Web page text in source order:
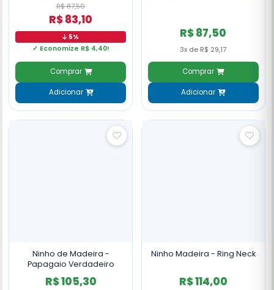
R$ 87,50
R$ 83,10
5%
✓ Economize R$ 4,40!
Comprar
Adicionar
R$ 87,50
3x de R$ 29,17
Comprar
Adicionar
Ninho de Madeira -
Papagaio Verdadeiro
R$ 105,30
Ninho Madeira - Ring Neck
R$ 114,00